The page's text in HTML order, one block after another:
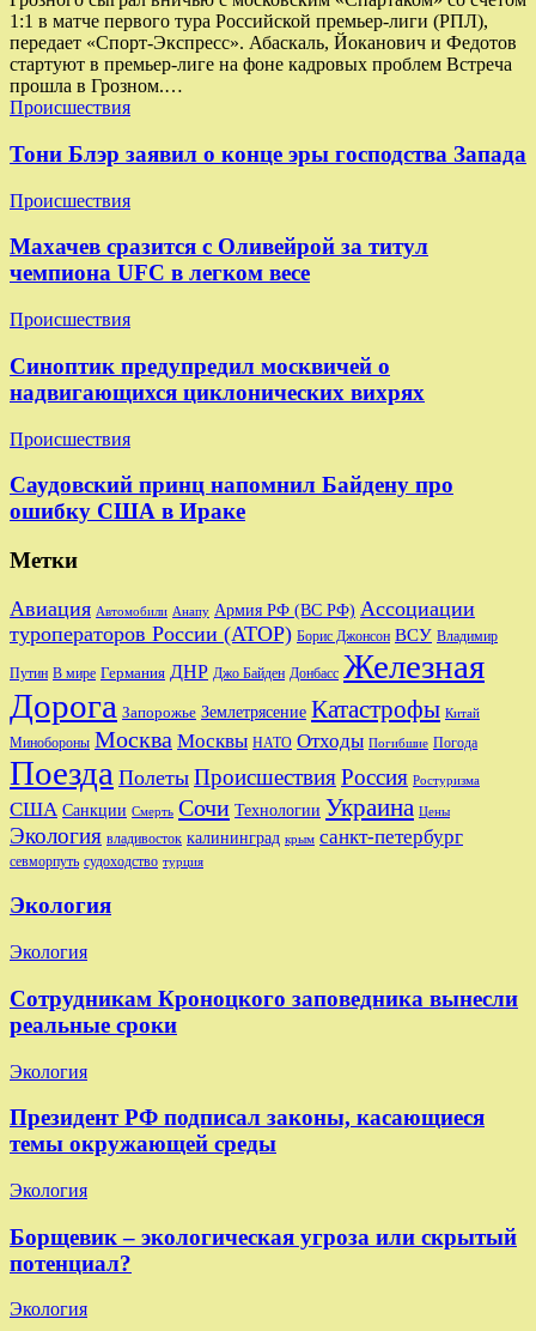
1:1 в матче первого тура Российской премьер-лиги (РПЛ),
передает «Спорт-Экспресс». Абаскаль, Йоканович и Федотов
стартуют в премьер-лиге на фоне кадровых проблем Встреча
прошла в Грозном.…
Происшествия
Тони Блэр заявил о конце эры господства Запада
Происшествия
Махачев сразится с Оливейрой за титул
чемпиона UFC в легком весе
Происшествия
Синоптик предупредил москвичей о
надвигающихся циклонических вихрях
Происшествия
Саудовский принц напомнил Байдену про
ошибку США в Ираке
Метки
Авиация Автомобили Анапу Армия РФ (ВС РФ) Ассоциации
туроператоров России (АТОР) Борис Джонсон ВСУ Владимир
Путин В мире Германия ДНР Джо Байден Донбасс Железная
Дорога Запорожье Землетрясение Катастрофы Китай
Минобороны Москва Москвы НАТО Отходы Погибшие Погода
Поезда Полеты ПроисшествияРоссия Ростуризма
США Санкции Смерть Сочи Технологии Украина Цены
Экология владивосток калининград крым санкт-петербург
севморпуть судоходство турция
Экология
Экология
Сотрудникам Кроноцкого заповедника вынесли
реальные сроки
Экология
Президент РФ подписал законы, касающиеся
темы окружающей среды
Экология
Борщевик – экологическая угроза или скрытый
потенциал?
Экология